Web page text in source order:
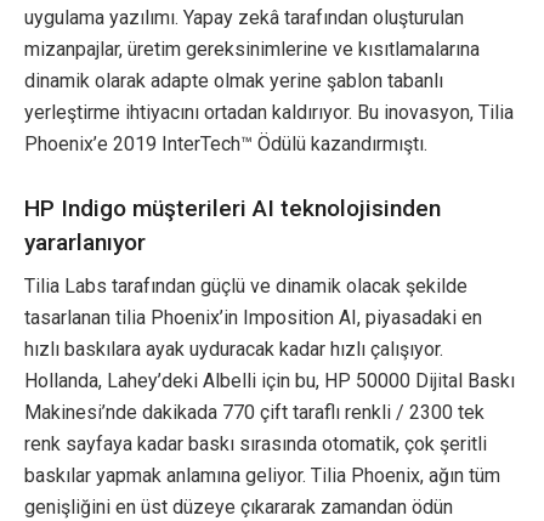
uygulama yazılımı. Yapay zekâ tarafından oluşturulan
mizanpajlar, üretim gereksinimlerine ve kısıtlamalarına
dinamik olarak adapte olmak yerine şablon tabanlı
yerleştirme ihtiyacını ortadan kaldırıyor. Bu inovasyon, Tilia
Phoenix’e 2019 InterTech™ Ödülü kazandırmıştı.
HP Indigo müşterileri AI teknolojisinden
yararlanıyor
Tilia Labs tarafından güçlü ve dinamik olacak şekilde
tasarlanan tilia Phoenix’in Imposition AI, piyasadaki en
hızlı baskılara ayak uyduracak kadar hızlı çalışıyor.
Hollanda, Lahey’deki Albelli için bu, HP 50000 Dijital Baskı
Makinesi’nde dakikada 770 çift taraflı renkli / 2300 tek
renk sayfaya kadar baskı sırasında otomatik, çok şeritli
baskılar yapmak anlamına geliyor. Tilia Phoenix, ağın tüm
genişliğini en üst düzeye çıkararak zamandan ödün